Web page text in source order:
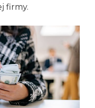
firmy.